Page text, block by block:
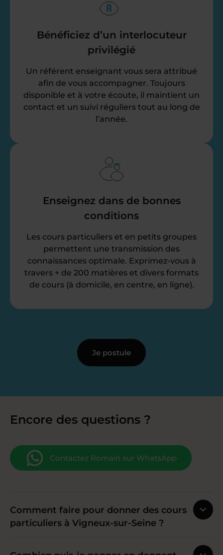
Bénéficiez d’un interlocuteur
privilégié
Un référent enseignant vous sera attribué
afin de vous accompagner. Toujours
disponible et à votre écoute, il maintient un
contact et un suivi réguliers tout au long de
l’année.
Enseignez dans de bonnes
conditions
Les cours particuliers et en petits groupes
permettent une transmission des
connaissances optimale. Exprimez-vous à
travers + de 200 matières et divers formats
de cours (à domicile, en centre, en ligne).
Je postule
Encore des questions ?
Contactez Romain sur WhatsApp
Comment faire pour donner des cours
particuliers à Vigneux-sur-Seine ?